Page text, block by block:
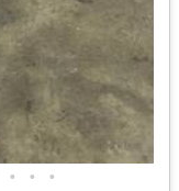
• • •